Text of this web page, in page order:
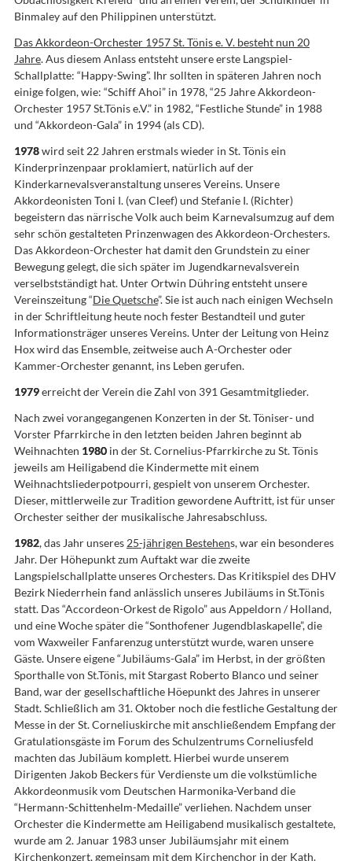
Binmaley auf den Philippinen unterstützt.
Das Akkordeon-Orchester 1957 St. Tönis e. V. besteht nun 20
Jahre. Aus diesem Anlass entsteht unsere erste Langspiel-
Schallplatte: “Happy-Swing”. Ihr sollten in späteren Jahren noch
einige folgen, wie: “Schiff Ahoi” in 1978, “25 Jahre Akkordeon-
Orchester 1957 St.Tönis e.V.” in 1982, “Festliche Stunde” in 1988
und “Akkordeon-Gala” in 1994 (als CD).
1978wird seit 22 Jahren erstmals wieder in St. Tönis ein
Kinderprinzenpaar proklamiert, natürlich auf der
Kinderkarnevalsveranstaltung unseres Vereins. Unsere
Akkordeonisten Toni I. (van Cleef) und Stefanie I. (Richter)
begeistern das närrische Volk auch beim Karnevalsumzug auf dem
sehr schön gestalteten Prinzenwagen des Akkordeon-Orchesters.
Das Akkordeon-Orchester hat damit den Grundstein zu einer
Bewegung gelegt, die sich später im Jugendkarnevalsverein
verselbstständigt hat. Unter Ortwin Dühring entsteht unsere
Vereinszeitung “Die Quetsche”. Sie ist auch nach einigen Wechseln
in der Schriftleitung heute noch fester Bestandteil und guter
Informationsträger unseres Vereins. Unter der Leitung von Heinz
Hox wird das Ensemble, zeitweise auch A-Orchester oder
Kammer-Orchester genannt, ins Leben gerufen.
1979erreicht der Verein die Zahl von 391 Gesamtmitglieder.
Nach zwei vorangegangenen Konzerten in der St. Töniser- und
Vorster Pfarrkirche in den letzten beiden Jahren beginnt ab
Weihnachten 1980in der St. Cornelius-Pfarrkirche zu St. Tönis
jeweils am Heiligabend die Kindermette mit einem
Weihnachtsliederpotpourri, gespielt von unserem Orchester.
Dieser, mittlerweile zur Tradition gewordene Auftritt, ist für unser
Orchester seither der musikalische Jahresabschluss.
1982, das Jahr unseres 25-jährigen Bestehens, war ein besonderes
Jahr. Der Höhepunkt zum Auftakt war die zweite
Langspielschallplatte unseres Orchesters. Das Kritikspiel des DHV
Bezirk Niederrhein fand anlässlich unseres Jubiläums in St.Tönis
statt. Das “Accordeon-Orkest de Rigolo” aus Appeldorn / Holland,
und eine Woche später die “Sonthofener Jugendblaskapelle”, die
vom Waxweiler Fanfarenzug unterstützt wurde, waren unsere
Gäste. Unsere eigene “Jubiläums-Gala” im Herbst, in der größten
Sporthalle von St.Tönis, mit Stargast Roberto Blanco und seiner
Band, war der gesellschaftliche Höepunkt des Jahres in unserer
Stadt. Schließlich am 31. Oktober noch die festliche Gestaltung der
Messe in der St. Corneliuskirche mit anschließendem Empfang der
Gratulationsgäste im Forum des Schulzentrums Corneliusfeld
machten das Jubiläum komplett. Hierbei wurde unserem
Dirigenten Jakob Beckers für Verdienste um die volkstümliche
Akkordeonmusik vom Deutschen Harmonika-Verband die
“Hermann-Schittenhelm-Medaille” verliehen. Nachdem unser
Orchester die Kindermette am Heiligabend musikalisch gestaltete,
wurde am 2. Januar 1983 unser Jubiläumsjahr mit einem
Kirchenkonzert, gemeinsam mit dem Kirchenchor in der Kath.